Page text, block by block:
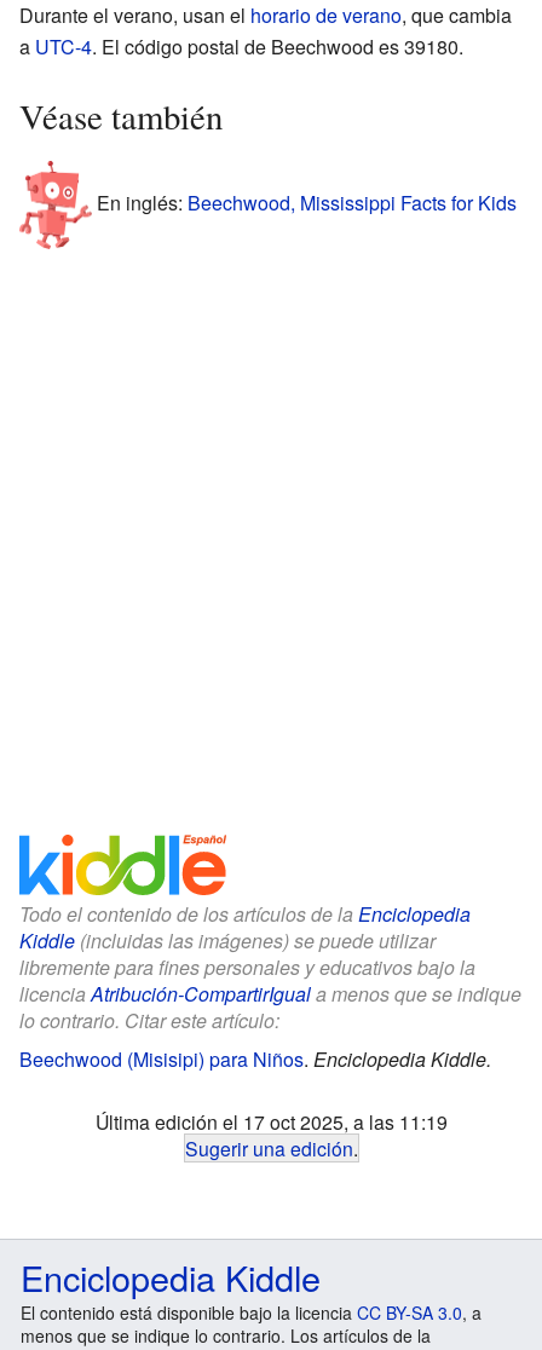
Durante el verano, usan el horario de verano, que cambia
a UTC-4. El código postal de Beechwood es 39180.
Véase también
En inglés: Beechwood, Mississippi Facts for Kids
Todo el contenido de los artículos de la Enciclopedia
Kiddle (incluidas las imágenes) se puede utilizar
libremente para fines personales y educativos bajo la
licenciaAtribución-CompartirIguala menos que se indique
lo contrario. Citar este artículo:
Beechwood (Misisipi) para Niños. Enciclopedia Kiddle.
Última edición el 17 oct 2025, a las 11:19
Sugerir una edición.
Enciclopedia Kiddle
El contenido está disponible bajo la licencia CC BY-SA 3.0, a
menos que se indique lo contrario. Los artículos de la